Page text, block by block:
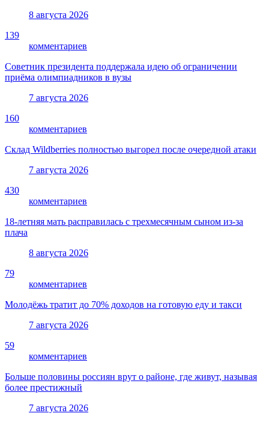
8 августа 2026
139
комментариев
Советник президента поддержала идею об ограничении
приёма олимпиадников в вузы
7 августа 2026
160
комментариев
Склад Wildberries полностью выгорел после очередной атаки
7 августа 2026
430
комментариев
18-летняя мать расправилась с трехмесячным сыном из-за
плача
8 августа 2026
79
комментариев
Молодёжь тратит до 70% доходов на готовую еду и такси
7 августа 2026
59
комментариев
Больше половины россиян врут о районе, где живут, называя
более престижный
7 августа 2026